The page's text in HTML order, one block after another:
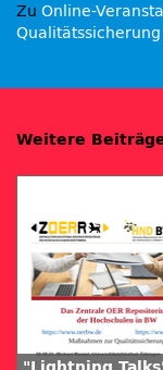
Zu Online-
Qualitätssicherung
Weitere